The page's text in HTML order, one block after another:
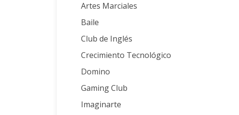
Artes Marciales
Baile
Club de Inglés
Crecimiento Tecnológico
Domino
Gaming Club
Imaginarte